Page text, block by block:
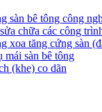
sàn bê tông công
chữa các công
xoa tăng cứng sàn
mái sàn bê tông
(khe) co dãn